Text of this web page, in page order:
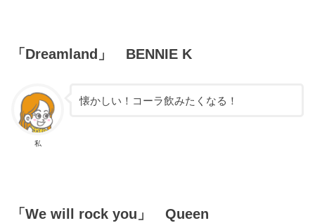
「Dreamland」 BENNIE K
私
懐かしい！コーラ飲みたくなる！
「We will rock you」 Queen